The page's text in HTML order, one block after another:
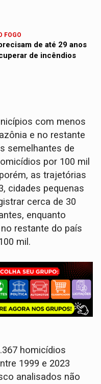
FOGO
de até 29 anos
de incêndios
com menos
e no restante
semelhantes de
por 100 mil
as trajetórias
cidades pequenas
cerca de 30
enquanto
restante do país
mil.
homicídios
1999 e 2023
analisados não